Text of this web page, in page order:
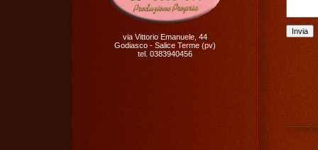
via Vittorio Emanuele, 44
Godiasco - Salice Terme (pv)
tel. 0383940456